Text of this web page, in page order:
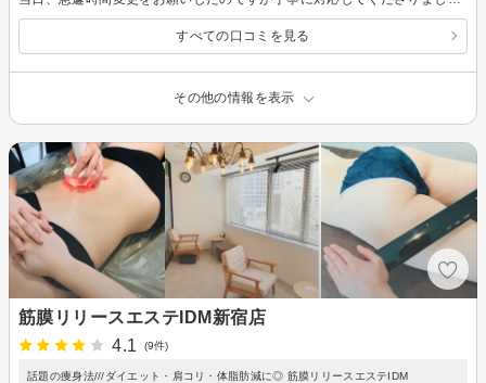
すべての口コミを見る
その他の情報を表示
筋膜リリースエステIDM新宿店
4.1
(9件)
話題の痩身法///ダイエット・肩コリ・体脂肪減に◎ 筋膜リリースエステIDM